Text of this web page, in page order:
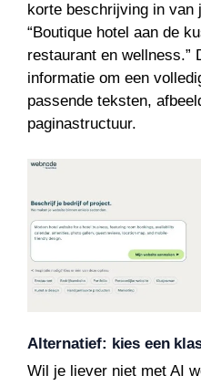
korte beschrijving in van
“Boutique hotel aan de
restaurant en wellness.”
informatie om een
passende teksten,
paginastructuur.
Alternatief: kies een
Wil je liever niet met AI